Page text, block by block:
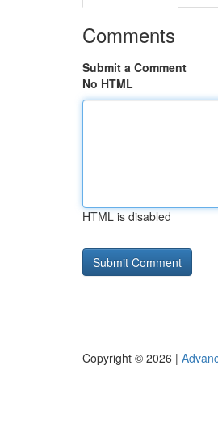
Comments
Submit a Comment
No HTML
HTML is disabled
Copyright © 2026 |